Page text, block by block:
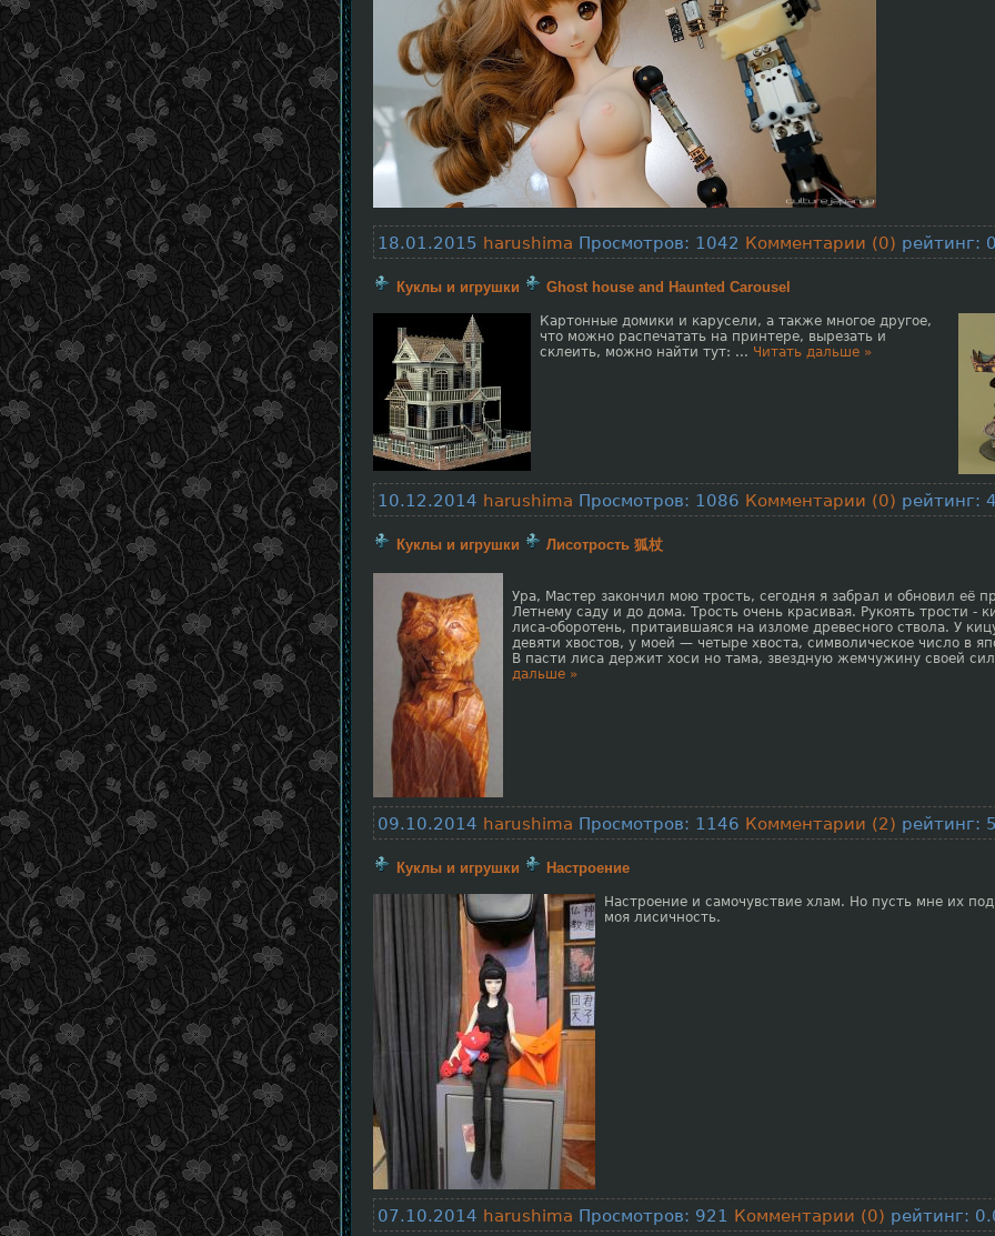
18.01.2015 harushima Просмотров: 1042 Комментарии (0) рейтинг:
Куклы и игрушки Ghost house and Haunted Carousel
Картонные домики и карусели, а также многое другое,
что можно распечатать на принтере, вырезать и
склеить, можно найти тут: ... Читать дальше »
10.12.2014 harushima Просмотров: 1086 Комментарии (0) рейтинг:
Куклы и игрушки Лисотрость 狐杖
Ура, Мастер закончил мою трость, сегодня я забрал и обновил её
Летнему саду и до дома. Трость очень красивая. Рукоять трости -
лиса-оборотень, притаившаяся на изломе древесного ствола. У
девяти хвостов, у моей — четыре хвоста, символическое число в
В пасти лиса держит хоси но тама, звездную жемчужину своей
дальше »
09.10.2014 harushima Просмотров: 1146 Комментарии (2) рейтинг:
Куклы и игрушки Настроение
Настроение и самочувствие хлам. Но пусть мне их
моя лисичность.
07.10.2014 harushima Просмотров: 921 Комментарии (0) рейтинг: